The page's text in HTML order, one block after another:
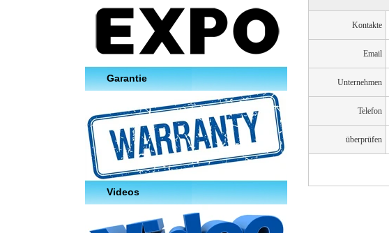
Garantie
Videos
Kontakte
Email
Unternehmen
Telefon
überprüfen